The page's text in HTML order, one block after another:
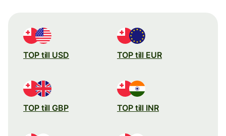
TOP till USD TOP till EUR
TOP till GBP TOP till INR